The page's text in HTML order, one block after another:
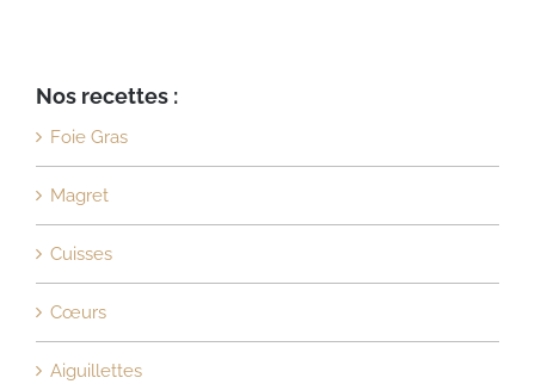
Nos recettes :
Foie Gras
Magret
Cuisses
Cœurs
Aiguillettes